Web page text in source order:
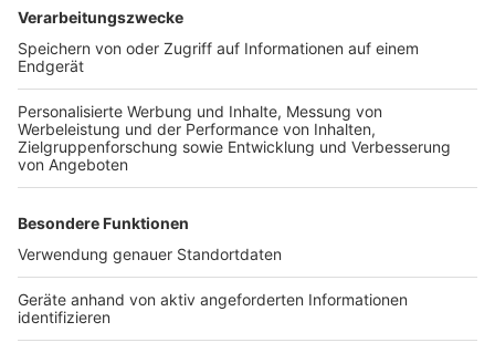
und Büros hinweg geben müsste, sagte Laumann.
Corona-Infektionen am Arbeitsplatz machten nur
rund sechs Prozent aller Infektionen aus.
Sobald es möglich ist, will der NRW-
GesundheitsministerSchnelltestseinsetzen. Mit
ihnen kann innerhalb einer halben Stunde ermittelt
werden, ob jemand infiziert ist oder nicht.
klären und darüber informieren. Er rechne damit,
dass die Krankenkassen die Kosten für die
Schnell-Tests tragen, sagte er in Düsseldorf.